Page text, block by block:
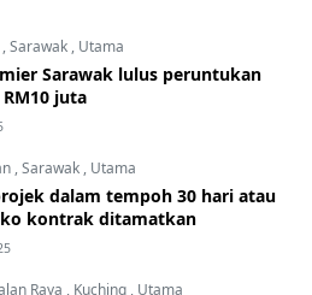
,Sarawak , Utama
Sarawak lulus peruntukan
juta
,Sarawak , Utama
dalam tempoh 30 hari atau
kontrak ditamatkan
Raya , Kuching , Utama